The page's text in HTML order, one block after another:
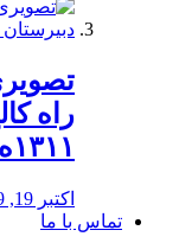
راه
۱۳۱۱ه ش
اکتبر 19, 2019
تماس با ما